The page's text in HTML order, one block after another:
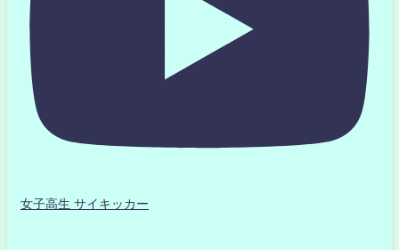
女子高生 サイキッカー